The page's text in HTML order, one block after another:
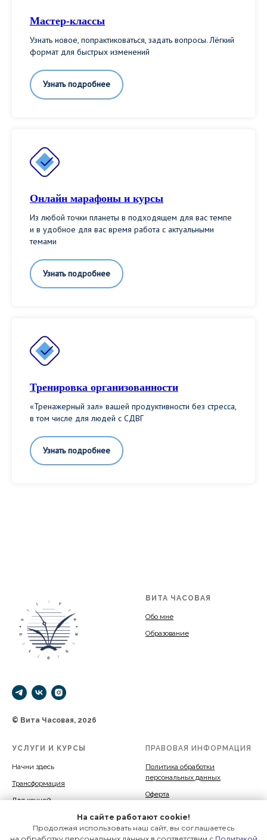
Мастер-классы
Узнать новое, попрактиковаться, задать вопросы. Лёгкий
формат для быстрых изменений
Узнать подробнее
Онлайн марафоны и курсы
Из любой точки планеты в подходящем для вас темпе
и в удобное для вас время работа с актуальными
темами
Узнать подробнее
Тренировка организованности
«Тренажерный зал» вашей продуктивности без стресса,
в том числе для людей с СДВГ
Узнать подробнее
© Вита Часовая, 2026
ВИТА ЧАСОВАЯ
Обо мне
Образование
УСЛУГИ И КУРСЫ
Начни здесь
Трансформация
Для коучей
Пространство и время
Гостевые пространства
ПРАВОВАЯ ИНФОРМАЦИЯ
Политика обработки
персональных данных
Оферта
На сайте работают cookie!
Продолжая использовать наш сайт, вы соглашаетесь